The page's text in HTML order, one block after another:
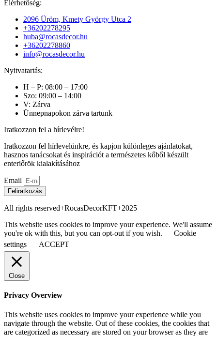
Elérhetőség:
2096 Üröm, Kmety György Utca 2
+36202278295
huba@rocasdecor.hu
+36202278860
info@rocasdecor.hu
Nyitvatartás:
H – P: 08:00 – 17:00
Szo: 09:00 – 14:00
V: Zárva
Ünnepnapokon zárva tartunk
Iratkozzon fel a hírlevélre!
Iratkozzon fel hírlevelünkre, és kapjon különleges ajánlatokat,
hasznos tanácsokat és inspirációt a természetes kőből készült
enteriőrök kialakításához
Email
Feliratkozás
All rights reserved+RocasDecorKFT+2025
This website uses cookies to improve your experience. We'll assume
you're ok with this, but you can opt-out if you wish.
Cookie
settings
ACCEPT
Close
Privacy Overview
This website uses cookies to improve your experience while you
navigate through the website. Out of these cookies, the cookies that
are categorized as necessary are stored on your browser as they are